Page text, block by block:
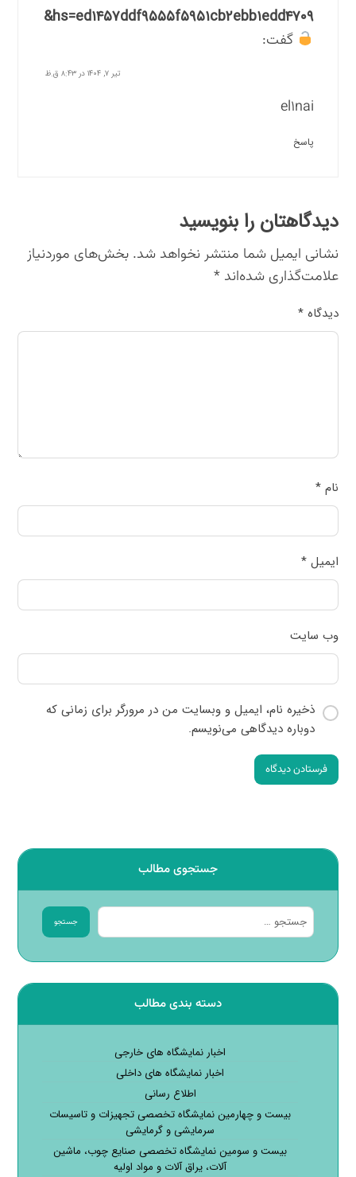
hs=ed۱۴۵۷ddf۹۵۵۵f۵۹۵۱cb۲ebb۱edd۴۷۰۹&
گفت:
تیر ۷, ۱۴۰۴ در ۸:۴۳ ق.ظ
el۱nai
پاسخ
دیدگاهتان را بنویسید
نشانی ایمیل شما منتشر نخواهد شد. بخش‌های موردنیاز
علامت‌گذاری شده‌اند*
دیدگاه*
نام*
ایمیل*
وب‌ سایت
ذخیره نام، ایمیل و وبسایت من در مرورگر برای زمانی که
دوباره دیدگاهی می‌نویسم.
فرستادن دیدگاه
جستجوی مطالب
جستجو
دسته بندی مطالب
اخبار نمایشگاه های خارجی
اخبار نمایشگاه های داخلی
اطلاع رسانی
بیست و چهارمین نمایشگاه تخصصی تجهیزات و تاسیسات
سرمایشی و گرمایشی
بیست و سومین نمایشگاه تخصصی صنایع چوب، ماشین
آلات، یراق آلات و مواد اولیه